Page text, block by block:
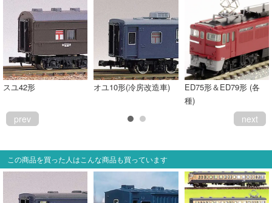
スユ42形 オユ10形(冷房改造車)
ED75形＆ED79形 (各
種)
prev next
この商品を買った人はこんな商品も買っています